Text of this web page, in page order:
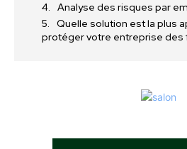
Analyse des risques par
Quelle solution est la plus
protéger votre entreprise des